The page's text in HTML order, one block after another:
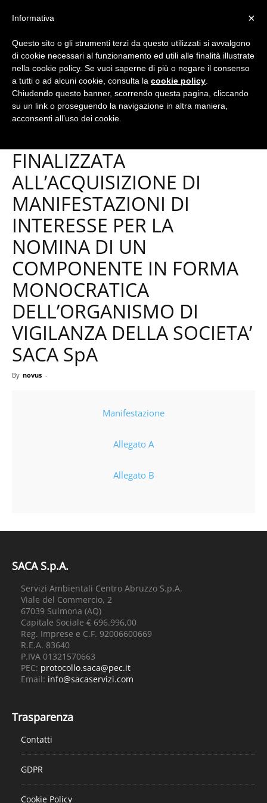
Home Avvisi
Avvisi Notizie
AVVISO DI PROCEDURA
FINALIZZATA
ALL’ACQUISIZIONE DI
MANIFESTAZIONI DI
INTERESSE PER LA
NOMINA DI UN
COMPONENTE IN FORMA
MONOCRATICA
DELL’ORGANISMO DI
VIGILANZA DELLA SOCIETA’
SACA SpA
By novus -
Manifestazione
Allegato A
Allegato B
SACA S.p.A.
Servizi Ambientali Centro Abruzzo S.p.A.
Viale del Commercio, 2
67039 Sulmona (AQ)
Capitale Sociale € 696.996,00
Reg. Imprese e C.F. 92006600669
R.E.A. 83640
P.IVA 01321570663
PEC: protocollo.saca@pec.it
Email: info@sacaservizi.com
Trasparenza
Contatti
GDPR
Cookie Policy
×
Informativa
Questo sito o gli strumenti terzi da questo utilizzati si avvalgono
di cookie necessari al funzionamento ed utili alle finalità illustrate
nella cookie policy. Se vuoi saperne di più o negare il consenso
a tutti o ad alcuni cookie, consulta la cookie policy
Chiudendo questo banner, scorrendo questa pagina, cliccando
su un link o proseguendo la navigazione in altra maniera,
acconsenti all’uso dei cookie.